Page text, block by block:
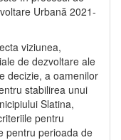
Urbană 2021‐
viziunea,
de dezvoltare ale
decizie, a oamenilor
stabilirea unui
Slatina,
pentru
pentru perioada de